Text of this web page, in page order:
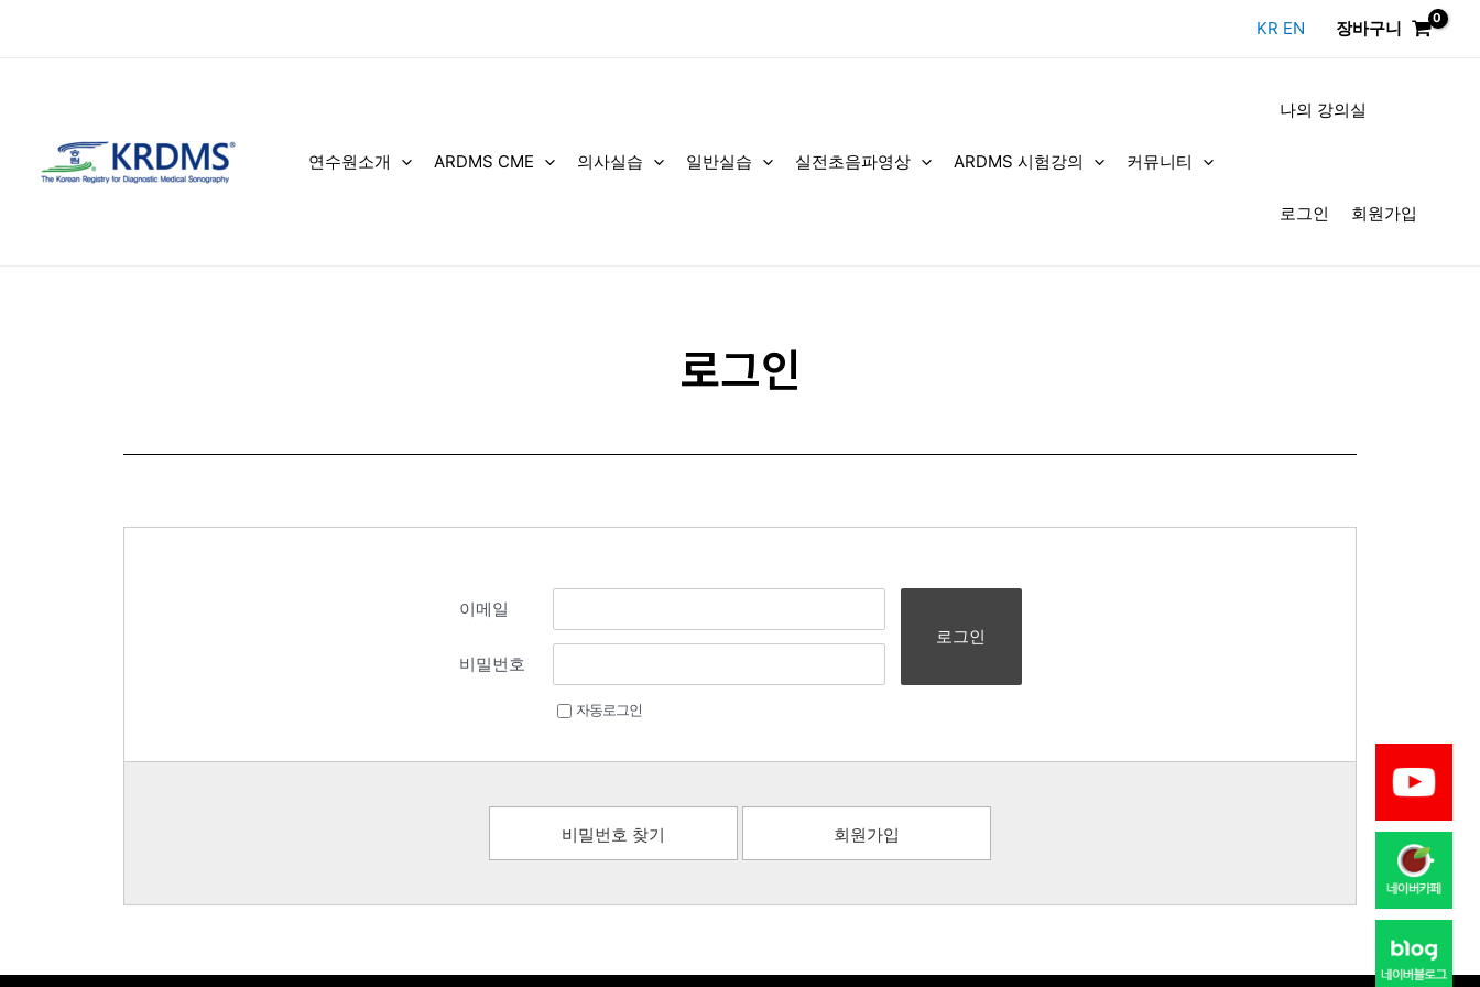
KR EN 장바구니
연수원소개 ARDMS CME 의사실습 일반실습 실전초음파영상 ARDMS 시험강의 커뮤니티
나의 강의실
로그인 회원가입
로그인
이메일
비밀번호
자동로그인
로그인
비밀번호 찾기 회원가입